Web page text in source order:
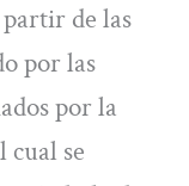
de las
por las
por la
cual se